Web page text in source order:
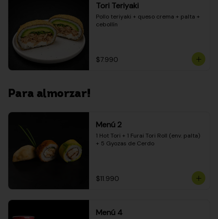
Tori Teriyaki
Pollo teriyaki + queso crema + palta +
cebollín
$7.990
Para almorzar!
Menú 2
1 Hot Tori + 1 Furai Tori Roll (env. palta)
+ 5 Gyozas de Cerdo
$11.990
Menú 4